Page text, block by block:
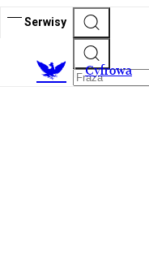
Serwisy
Cyfrowa